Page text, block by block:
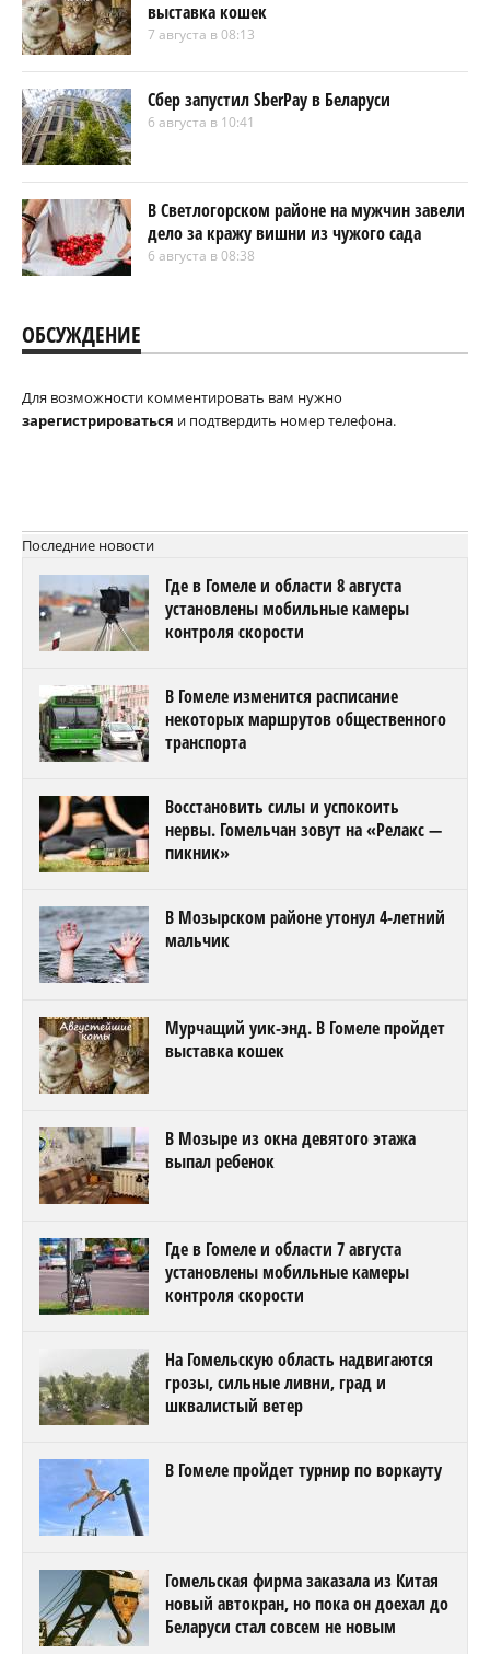
выставка кошек
7 августа в 08:13
Сбер запустил SberPay в Беларуси
6 августа в 10:41
В Светлогорском районе на мужчин завели
дело за кражу вишни из чужого сада
6 августа в 08:38
ОБСУЖДЕНИЕ
Для возможности комментировать вам нужно
зарегистрироваться и подтвердить номер телефона.
Последние новости
Где в Гомеле и области 8 августа
установлены мобильные камеры
контроля скорости
В Гомеле изменится расписание
некоторых маршрутов общественного
транспорта
Восстановить силы и успокоить
нервы. Гомельчан зовут на «Релакс —
пикник»
В Мозырском районе утонул 4-летний
мальчик
Мурчащий уик-энд. В Гомеле пройдет
выставка кошек
В Мозыре из окна девятого этажа
выпал ребенок
Где в Гомеле и области 7 августа
установлены мобильные камеры
контроля скорости
На Гомельскую область надвигаются
грозы, сильные ливни, град и
шквалистый ветер
В Гомеле пройдет турнир по воркауту
Гомельская фирма заказала из Китая
новый автокран, но пока он доехал до
Беларуси стал совсем не новым